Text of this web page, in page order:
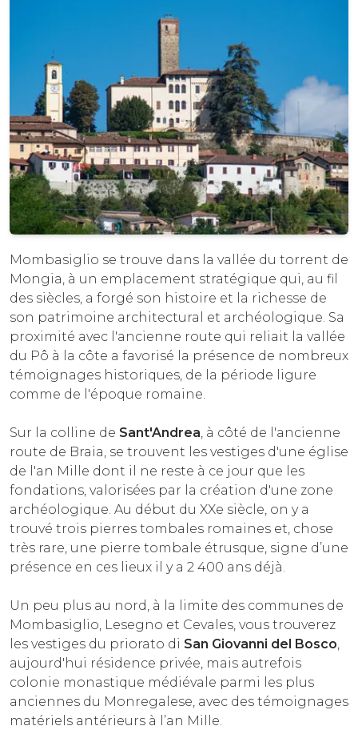
Mombasiglio se trouve dans la vallée du torrent de
Mongia, à un emplacement stratégique qui, au fil
des siècles, a forgé son histoire et la richesse de
son patrimoine architectural et archéologique. Sa
proximité avec l'ancienne route qui reliait la vallée
du Pô à la côte a favorisé la présence de nombreux
témoignages historiques, de la période ligure
comme de l'époque romaine.
Sur la colline de Sant'Andrea, à côté de l'ancienne
route de Braia, se trouvent les vestiges d'une église
de l'an Mille dont il ne reste à ce jour que les
fondations, valorisées par la création d'une zone
archéologique. Au début du XXe siècle, on y a
trouvé trois pierres tombales romaines et, chose
très rare, une pierre tombale étrusque, signe d’une
présence en ces lieux il y a 2 400 ans déjà.
Un peu plus au nord, à la limite des communes de
Mombasiglio, Lesegno et Cevales, vous trouverez
les vestiges du priorato di San Giovanni del Bosco,
aujourd'hui résidence privée, mais autrefois
colonie monastique médiévale parmi les plus
anciennes du Monregalese, avec des témoignages
matériels antérieurs à l’an Mille.